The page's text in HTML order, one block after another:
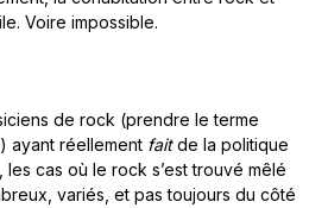
Voire impossible.
de rock (prendre le terme
ayant réellement faitde la politique
cas où le rock s’est trouvé mêlé
variés, et pas toujours du côté